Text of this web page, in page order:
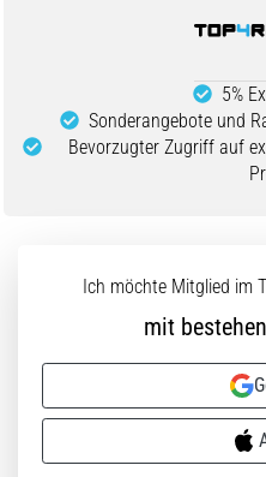
5%
Sonderangebote und
Bevorzugter Zugriff auf
Ich möchte Mitglied im
mit